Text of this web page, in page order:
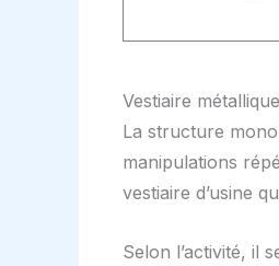
Vestiaire
La structure
manipulations
vestiaire d’usine
Selon l’activité, il